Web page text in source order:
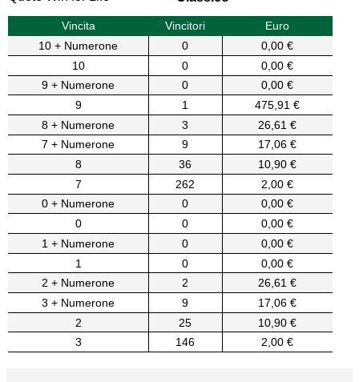
Vincita Vincitori
Euro
10 + Numerone
0
0,00 €
10
0
0,00 €
9 + Numerone
0
0,00 €
9
1
475,91 €
8 + Numerone
3
26,61 €
7 + Numerone
9
17,06 €
8
36
10,90 €
7
262
2,00 €
0 + Numerone
0
0,00 €
0
0
0,00 €
1 + Numerone
0
0,00 €
1
0
0,00 €
2 + Numerone
2
26,61 €
3 + Numerone
9
17,06 €
2
25
10,90 €
3
146 2,00 €